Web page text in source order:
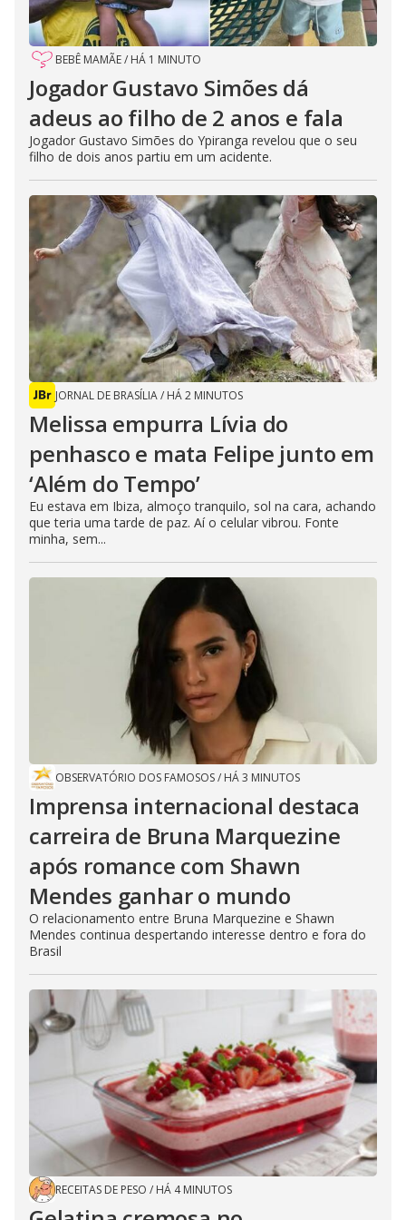
BEBÊ MAMÃE/ HÁ 1 MINUTO
Jogador Gustavo Simões dá
adeus ao filho de 2 anos e fala
Jogador Gustavo Simões do Ypiranga revelou que o seu
filho de dois anos partiu em um acidente.
JORNAL DE BRASÍLIA/ HÁ 2 MINUTOS
Melissa empurra Lívia do
penhasco e mata Felipe junto em
‘Além do Tempo’
Eu estava em Ibiza, almoço tranquilo, sol na cara, achando
que teria uma tarde de paz. Aí o celular vibrou. Fonte
minha, sem...
OBSERVATÓRIO DOS FAMOSOS/ HÁ 3 MINUTOS
Imprensa internacional destaca
carreira de Bruna Marquezine
após romance com Shawn
Mendes ganhar o mundo
O relacionamento entre Bruna Marquezine e Shawn
Mendes continua despertando interesse dentro e fora do
Brasil
RECEITAS DE PESO / HÁ 4 MINUTOS